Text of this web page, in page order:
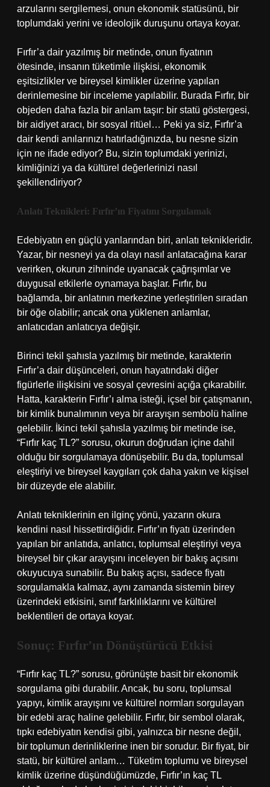
arzularını sergilemesi, onun ekonomik statüsünü, bir
toplumdaki yerini ve ideolojik duruşunu ortaya koyar.
Fırfır’a dair yazılmış bir metinde, onun fiyatının
ötesinde, insanın tüketimle ilişkisi, ekonomik
eşitsizlikler ve bireysel kimlikler üzerine yapılan
derinlemesine bir inceleme yapılabilir. Burada Fırfır, bir
objeden daha fazla bir anlam taşır: bir statü göstergesi,
bir aidiyet aracı, bir sosyal ritüel… Peki ya siz, Fırfır’a
dair kendi anılarınızı hatırladığınızda, bu nesne sizin
için ne ifade ediyor? Bu, sizin toplumdaki yerinizi,
kimliğinizi ya da kültürel değerlerinizi nasıl
şekillendiriyor?
Anlatı Teknikleri: Fırfır’ın Fiyatını Sorgulamak
Edebiyatın en güçlü yanlarından biri, anlatı teknikleridir.
Yazar, bir nesneyi ya da olayı nasıl anlatacağına karar
verirken, okurun zihninde uyanacak çağrışımlar ve
duygusal etkilerle oynamaya başlar. Fırfır, bu
bağlamda, bir anlatının merkezine yerleştirilen sıradan
bir öğe olabilir; ancak ona yüklenen anlamlar,
anlatıcıdan anlatıcıya değişir.
Birinci tekil şahısla yazılmış bir metinde, karakterin
Fırfır’a dair düşünceleri, onun hayatındaki diğer
figürlerle ilişkisini ve sosyal çevresini açığa çıkarabilir.
Hatta, karakterin Fırfır’ı alma isteği, içsel bir çatışmanın,
bir kimlik bunalımının veya bir arayışın sembolü haline
gelebilir. İkinci tekil şahısla yazılmış bir metinde ise,
“Fırfır kaç TL?” sorusu, okurun doğrudan içine dahil
olduğu bir sorgulamaya dönüşebilir. Bu da, toplumsal
eleştiriyi ve bireysel kaygıları çok daha yakın ve kişisel
bir düzeyde ele alabilir.
Anlatı tekniklerinin en ilginç yönü, yazarın okura
kendini nasıl hissettirdiğidir. Fırfır’ın fiyatı üzerinden
yapılan bir anlatıda, anlatıcı, toplumsal eleştiriyi veya
bireysel bir çıkar arayışını inceleyen bir bakış açısını
okuyucuya sunabilir. Bu bakış açısı, sadece fiyatı
sorgulamakla kalmaz, aynı zamanda sistemin birey
üzerindeki etkisini, sınıf farklılıklarını ve kültürel
beklentileri de ortaya koyar.
Sonuç: Fırfır’ın Dönüştürücü Etkisi
“Fırfır kaç TL?” sorusu, görünüşte basit bir ekonomik
sorgulama gibi durabilir. Ancak, bu soru, toplumsal
yapıyı, kimlik arayışını ve kültürel normları sorgulayan
bir edebi araç haline gelebilir. Fırfır, bir sembol olarak,
tıpkı edebiyatın kendisi gibi, yalnızca bir nesne değil,
bir toplumun derinliklerine inen bir sorudur. Bir fiyat, bir
statü, bir kültürel anlam… Tüketim toplumu ve bireysel
kimlik üzerine düşündüğümüzde, Fırfır’ın kaç TL